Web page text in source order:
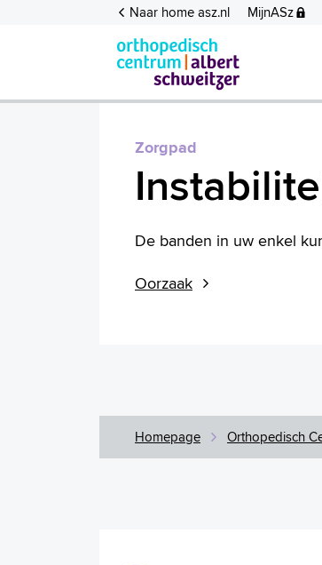
Naar home asz.nl MijnASz
Zorgpad
De banden in uw enkel
Oorzaak
Homepage Orthopedisch